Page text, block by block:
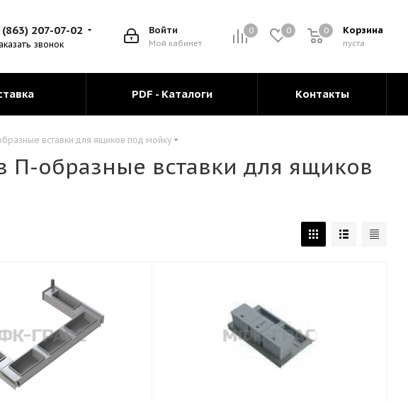
0 0 Корзина
0
пуста
0
Войти
Мой кабинет
(863) 207-07-02
звонок
PDF - Каталоги Контакты
вставки для ящиков под мойку
П-образные вставки для ящиков